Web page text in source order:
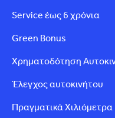
Service έως 6 χρόνια
Green Bonus
Χρηματοδότηση
Έλεγχος αυτοκινήτου
Πραγματικά Χιλιόμετρα